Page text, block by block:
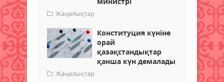
Жаңалықтар
Конституция күніне
орай
қазақстандықтар
қанша күн демалады
Жаңалықтар